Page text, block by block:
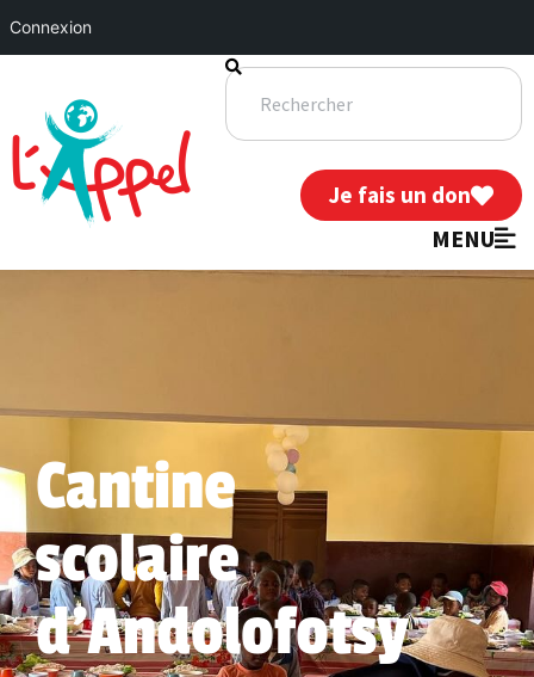
Je fais un don
MENU
Cantine
scolaire
d'Andolofotsy
Connexion